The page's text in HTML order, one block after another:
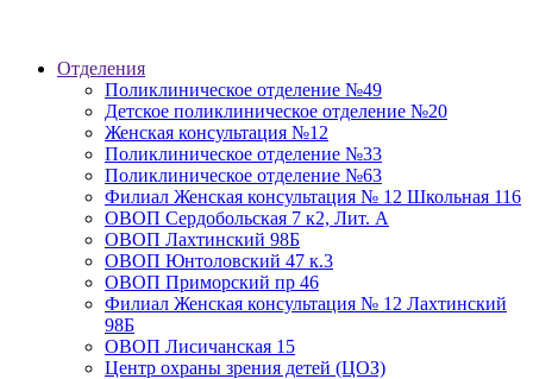
Отделения
Поликлиническое отделение №49
Детское поликлиническое отделение №20
Женская консультация №12
Поликлиническое отделение №33
Поликлиническое отделение №63
Филиал Женская консультация № 12 Школьная 116
ОВОП Сердобольская 7 к2, Лит. А
ОВОП Лахтинский 98Б
ОВОП Юнтоловский 47 к.3
ОВОП Приморский пр 46
Филиал Женская консультация № 12 Лахтинский
98Б
ОВОП Лисичанская 15
Центр охраны зрения детей (ЦОЗ)